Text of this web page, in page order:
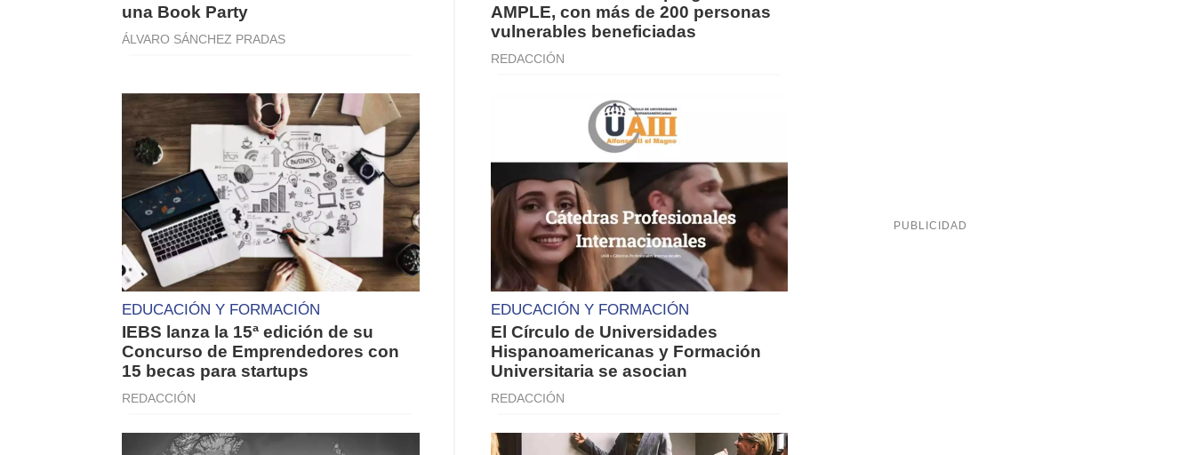
una Book Party
ÁLVARO SÁNCHEZ PRADAS
AMPLE, con más de 200 personas
vulnerables beneficiadas
REDACCIÓN
EDUCACIÓN Y FORMACIÓN
IEBS lanza la 15ª edición de su
Concurso de Emprendedores con
15 becas para startups
REDACCIÓN
EDUCACIÓN Y FORMACIÓN
El Círculo de Universidades
Hispanoamericanas y Formación
Universitaria se asocian
REDACCIÓN